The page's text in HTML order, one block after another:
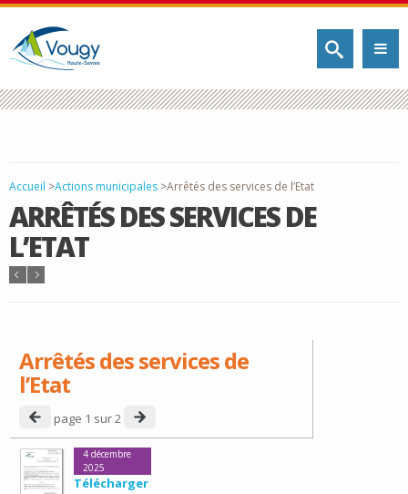
Accueil >Actions municipales >Arrêtés des services de l’Etat
ARRÊTÉS DES SERVICES DE
L’ETAT
Arrêtés des services de
l’Etat
page 1 sur 2
4 décembre
2025
Télécharger